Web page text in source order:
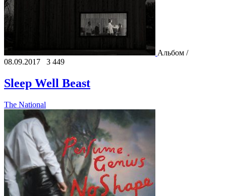
Альбом /
08.09.2017
3 449
Sleep Well Beast
The National